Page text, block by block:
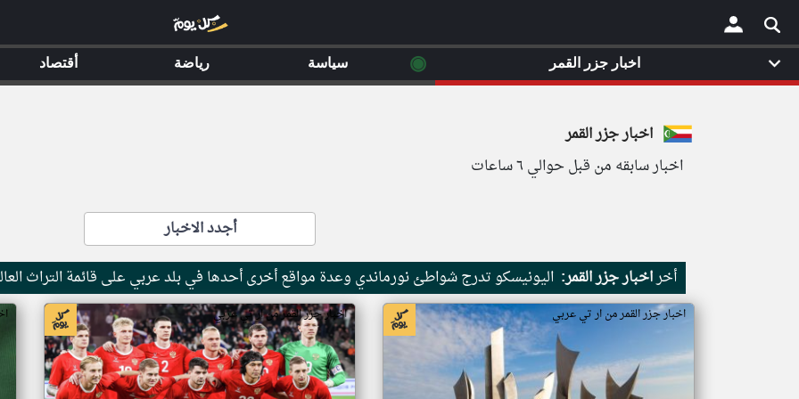
×
اخبار جزر القمر
اخبار سابقه من قبل حوالي ٦ ساعات
أجدد الاخبار
أخراخبار جزر القمر: اليونيسكو تدرج شواطئ نورماندي وعدة مواقع أخرى أحدها في بلد عربي على قائمة التراث
اخبار جزر القمر من ار تي عربي اخبار جزر القمر من ار تي عربي
اخبار جزر القمر ◉ سياسة رياضة أقتصاد